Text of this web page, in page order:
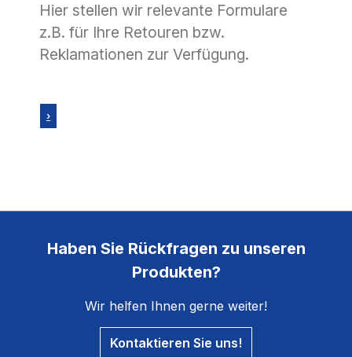
Hier stellen wir relevante Formulare
z.B. für Ihre Retouren bzw.
Reklamationen zur Verfügung.
›
Haben Sie Rückfragen zu unseren
Produkten?
Wir helfen Ihnen gerne weiter!
Kontaktieren Sie uns!